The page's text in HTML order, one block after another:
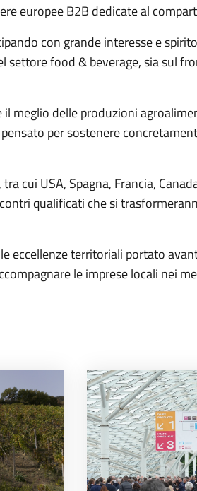
europee B2B dedicate al
con grande interesse e
food & beverage, sia sul
meglio delle produzioni
per sostenere
USA, Spagna, Francia,
qualificati che si
eccellenze territoriali portato
le imprese locali nei